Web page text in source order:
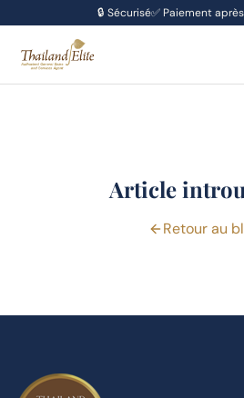
🔒 Sécurisé✅ Paiement
Article
Retour au